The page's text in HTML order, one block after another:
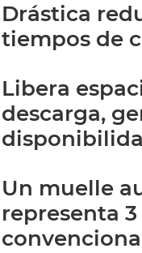
Drástica
tiempos de
Libera
descarga,
Un muelle
representa